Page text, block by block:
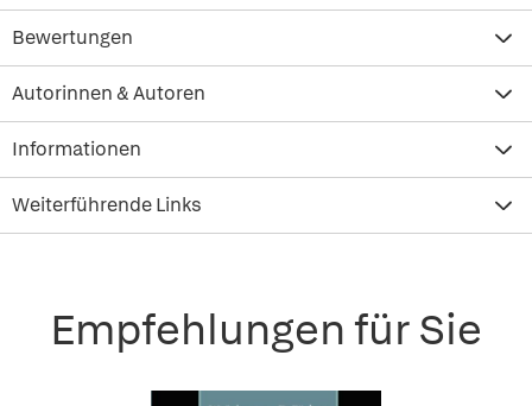
Bewertungen
Autorinnen & Autoren
Informationen
Weiterführende Links
Empfehlungen für Sie